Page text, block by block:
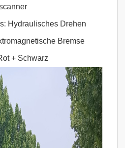
Hydraulisches Drehen
Bremse
+ Schwarz